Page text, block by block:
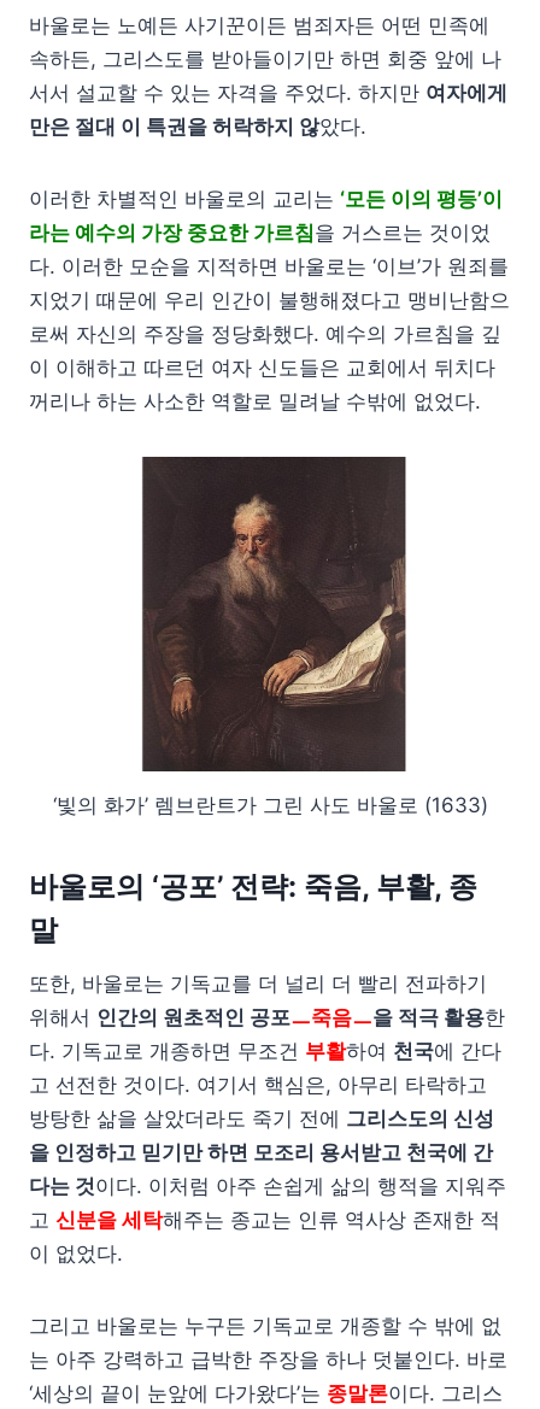
바울로는 노예든 사기꾼이든 범죄자든 어떤 민족에
속하든, 그리스도를 받아들이기만 하면 회중 앞에 나
서서 설교할 수 있는 자격을 주었다. 하지만 여자에게
만은 절대 이 특권을 허락하지 않았다.
이러한 차별적인 바울로의 교리는 ‘모든 이의 평등’이
라는 예수의 가장 중요한 가르침을 거스르는 것이었
다. 이러한 모순을 지적하면 바울로는 ‘이브’가 원죄를
지었기 때문에 우리 인간이 불행해졌다고 맹비난함으
로써 자신의 주장을 정당화했다. 예수의 가르침을 깊
이 이해하고 따르던 여자 신도들은 교회에서 뒤치다
꺼리나 하는 사소한 역할로 밀려날 수밖에 없었다.
‘빛의 화가’ 렘브란트가 그린 사도 바울로 (1633)
바울로의 ‘공포’ 전략: 죽음, 부활, 종
말
또한, 바울로는 기독교를 더 널리 더 빨리 전파하기
위해서 인간의 원초적인 공포ㅡ죽음ㅡ을 적극 활용한
다. 기독교로 개종하면 무조건 부활하여 천국에 간다
고 선전한 것이다. 여기서 핵심은, 아무리 타락하고
방탕한 삶을 살았더라도 죽기 전에 그리스도의 신성
을 인정하고 믿기만 하면 모조리 용서받고 천국에 간
다는 것이다. 이처럼 아주 손쉽게 삶의 행적을 지워주
고 신분을 세탁해주는 종교는 인류 역사상 존재한 적
이 없었다.
그리고 바울로는 누구든 기독교로 개종할 수 밖에 없
는 아주 강력하고 급박한 주장을 하나 덧붙인다. 바로
‘세상의 끝이 눈앞에 다가왔다’는 종말론이다. 그리스